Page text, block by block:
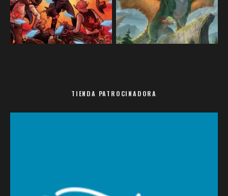
TIENDA PATROCINADORA